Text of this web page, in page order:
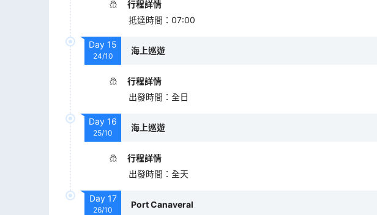
行程詳情
抵達時間 ： 07:00
Day 15
24/10
海上巡遊
行程詳情
出發時間 ： 全日
Day 16
25/10
海上巡遊
行程詳情
出發時間 ： 全天
Day 17
26/10
Port Canaveral